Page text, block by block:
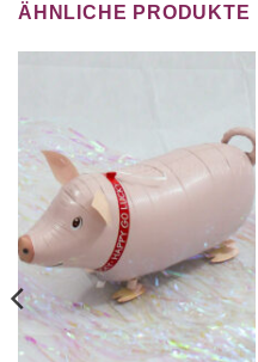
ÄHNLICHE PRODUKTE